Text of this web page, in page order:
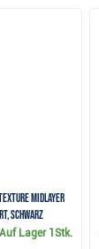
Midlayer
schwarz
Auf Lager 1Stk.